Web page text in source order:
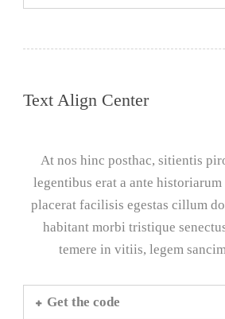
Text Align Center
At nos hinc posthac, sitientis
legentibus erat a ante
placerat facilisis egestas cillum
habitant morbi tristique
temere in vitiis, legem
Get the code